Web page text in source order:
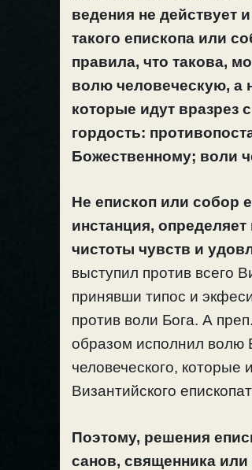
ведения не действует
такого епископа или
правила, что такова,
волю человеческую, а
которые идут вразрез
гордость:
Божественному; воли
Не епископ или собор
инстанция,
чистоты чувств и
выступил против всего
принявши типос и
против воли Бога. А
образом исполнил волю
человеческого,
Византийского
Поэтому, решения
санов, священника или